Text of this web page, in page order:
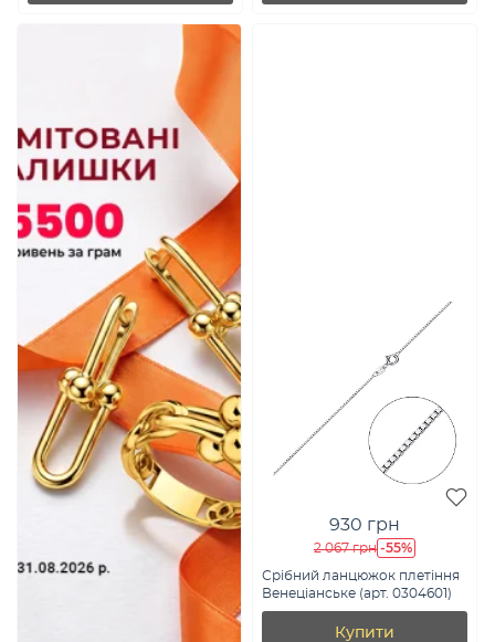
930 грн
2 067 грн -55%
Срібний ланцюжок плетіння
Венеціанське (арт. 0304601)
Купити